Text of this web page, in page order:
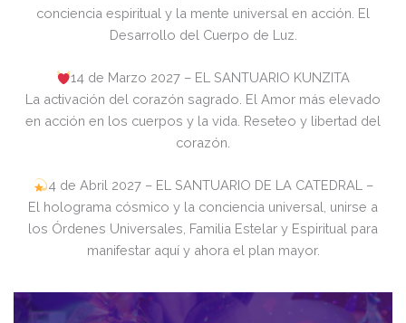
conciencia espiritual y la mente universal en acción. El
Desarrollo del Cuerpo de Luz.
14 de Marzo 2027 – EL SANTUARIO KUNZITA
La activación del corazón sagrado. El Amor más elevado
en acción en los cuerpos y la vida. Reseteo y libertad del
corazón.
4 de Abril 2027 – EL SANTUARIO DE LA CATEDRAL –
El holograma cósmico y la conciencia universal, unirse a
los Órdenes Universales, Familia Estelar y Espiritual para
manifestar aquí y ahora el plan mayor.